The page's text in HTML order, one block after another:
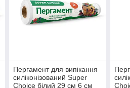
Пергамент для випікання
силіконізований Super
Choice білий 29 см 6 см